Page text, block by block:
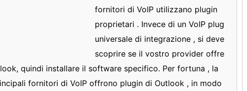
fornitori di VoIP utilizzano plugin
proprietari . Invece di un VoIP plug
universale di integrazione , si deve
scoprire se il vostro provider offre
quindi installare il software specifico. Per fortuna , la
fornitori di VoIP offrono plugin di Outlook , in modo